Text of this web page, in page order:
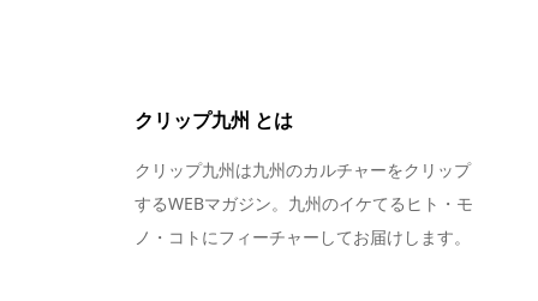
クリップ九州 とは
クリップ九州は九州のカルチャーをクリップ
するWEBマガジン。九州のイケてるヒト・モ
ノ・コトにフィーチャーしてお届けします。